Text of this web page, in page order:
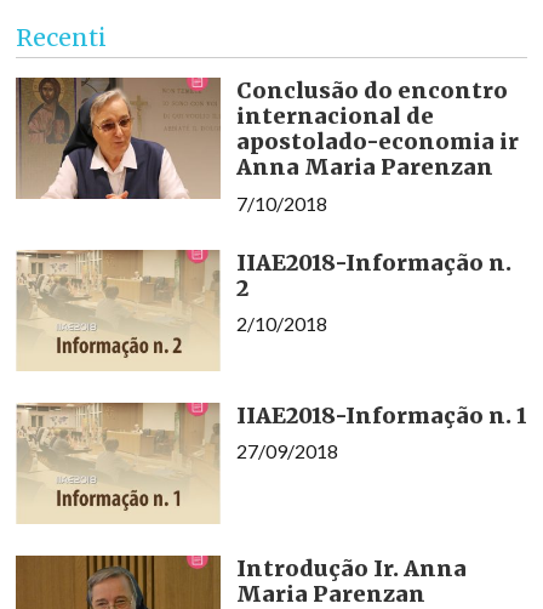
Recenti
Conclusão do encontro
internacional de
apostolado-economia ir
Anna Maria Parenzan
7/10/2018
IIAE2018-Informação n.
2
2/10/2018
IIAE2018-Informação n. 1
27/09/2018
Introdução Ir. Anna
Maria Parenzan